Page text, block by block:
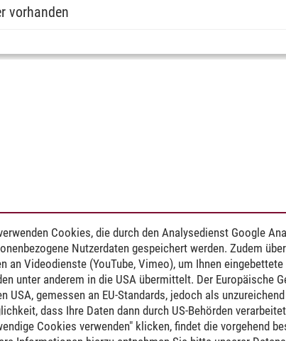
vorhanden
Cookies, die durch den Analysedienst Google
Nutzerdaten gespeichert werden. Zudem
an Videodienste (YouTube, Vimeo), um Ihnen
unter anderem in die USA übermittelt. Der Europäische
USA, gemessen an EU-Standards, jedoch als
dass Ihre Daten dann durch US-Behörden
Cookies verwenden" klicken, findet die vorgehend